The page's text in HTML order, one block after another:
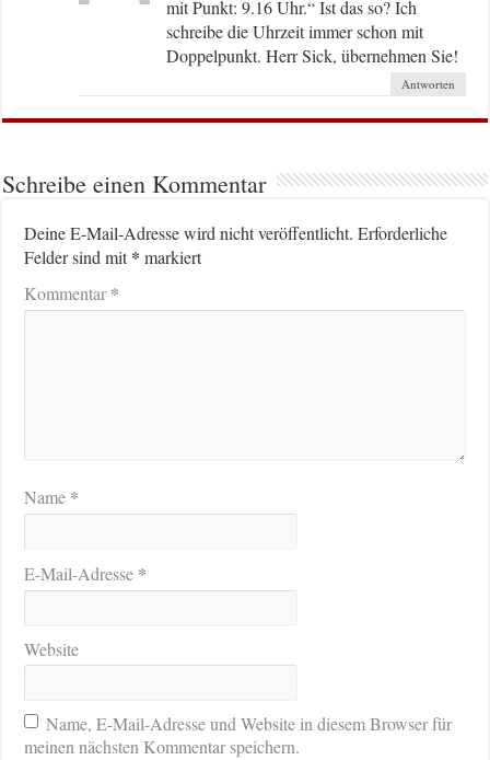
mit Punkt: 9.16 Uhr.“ Ist das so? Ich
schreibe die Uhrzeit immer schon mit
Doppelpunkt. Herr Sick, übernehmen Sie!
Antworten
Schreibe einen Kommentar
Deine E-Mail-Adresse wird nicht veröffentlicht. Erforderliche
Felder sind mit* markiert
Kommentar*
Name *
E-Mail-Adresse *
Website
Name, E-Mail-Adresse und Website in diesem Browser für
meinen nächsten Kommentar speichern.